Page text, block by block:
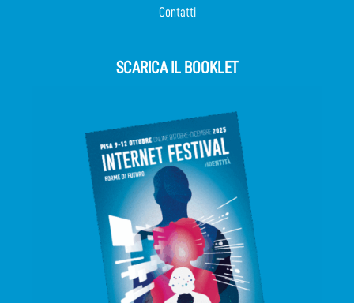
Contatti
SCARICA IL BOOKLET